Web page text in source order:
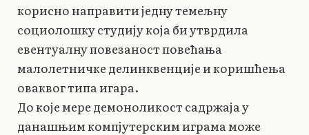
корисно направити једну темељну
социолошку студију која би утврдила
евентуалну повезаност повећања
малолетничке делинквенције и коришћења
оваквог типа игара.
До које мере демоноликост садржаја у
данашњим компјутерским играма може